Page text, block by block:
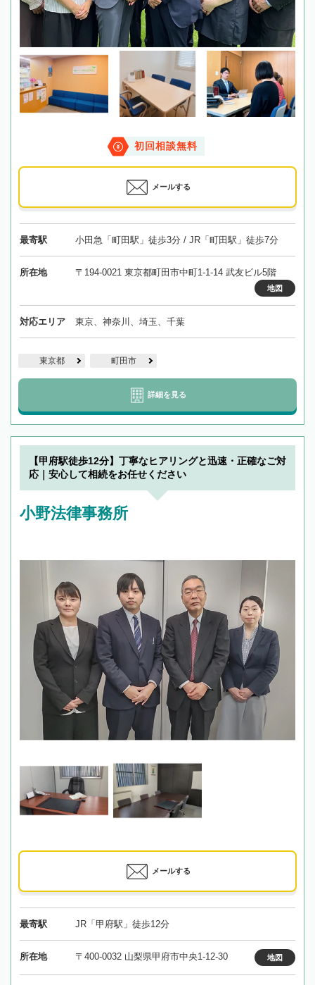
初回相談無料
メールする
最寄駅 小田急「町田駅」徒歩3分 / JR「町田駅」徒歩7分
所在地 〒194-0021 東京都町田市中町1-1-14 武友ビル5階
地図
対応エリア 東京、神奈川、埼玉、千葉
東京都 町田市
詳細を見る
【甲府駅徒歩12分】丁寧なヒアリングと迅速・正確なご対
応｜安心して相続をお任せください
小野法律事務所
メールする
最寄駅 JR「甲府駅」徒歩12分
所在地 〒400-0032 山梨県甲府市中央1-12-30 地図